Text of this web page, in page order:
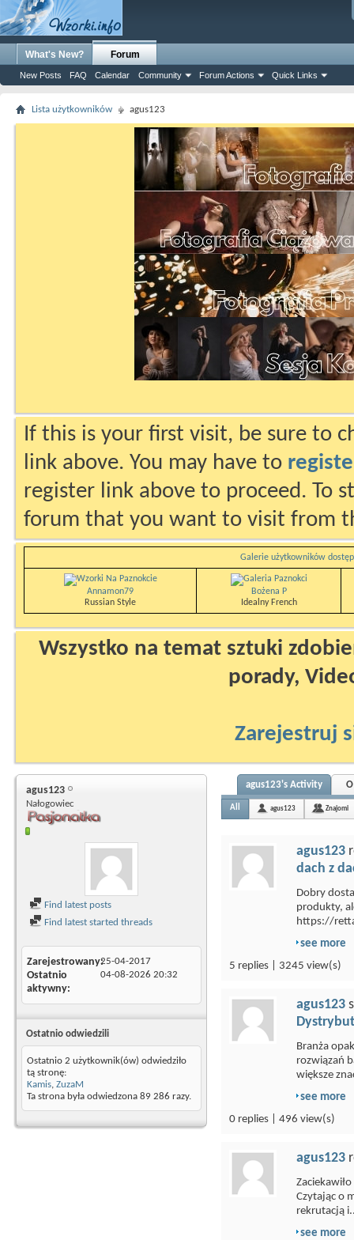
What's New? Forum
New Posts FAQ Calendar Community Forum Actions Quick Links
Lista użytkowników agus123
If this is your first visit, be sure to
link above. You may have to
register link above to proceed. To
forum that you want to visit from
Galerie użytkowników
Annamon79
Russian Style
Bożena P
Idealny French
Wszystko na temat sztuki
porady,
Zarejestruj
agus123
Nałogowiec
Find latest posts
Find latest started threads
Zarejestrowany25-04-2017
Ostatnio
aktywny
04-08-2026 20:32
Ostatnio odwiedzili
Ostatnio 2 użytkownik(ów) odwiedziło
tą stronę:
Kamis, ZuzaM
Ta strona była odwiedzona 89 286 razy.
agus123's Activity
All agus123 Znajomi
agus123
dach z
Dobry
produkty,
https://
see more
5 replies | 3245 view(s)
agus123
Branża
rozwiązań
większe
see more
0 replies | 496 view(s)
agus123
Czytając o
rekrutacją
see more